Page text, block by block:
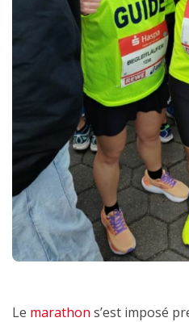
Le marathon s’est imposé